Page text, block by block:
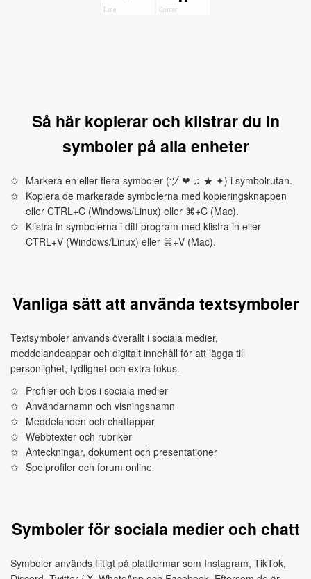
Line Corner
Så här kopierar och klistrar du in
symboler på alla enheter
Markera en eller flera symboler (ヅ ❤ ♫ ★ ✦) i symbolrutan.
Kopiera de markerade symbolerna med kopieringsknappen
eller CTRL+C (Windows/Linux) eller ⌘+C (Mac).
Klistra in symbolerna i ditt program med klistra in eller
CTRL+V (Windows/Linux) eller ⌘+V (Mac).
Vanliga sätt att använda textsymboler
Textsymboler används överallt i sociala medier,
meddelandeappar och digitalt innehåll för att lägga till
personlighet, tydlighet och extra fokus.
Profiler och bios i sociala medier
Användarnamn och visningsnamn
Meddelanden och chattappar
Webbtexter och rubriker
Anteckningar, dokument och presentationer
Spelprofiler och forum online
Symboler för sociala medier och chatt
Symboler används flitigt på plattformar som Instagram, TikTok,